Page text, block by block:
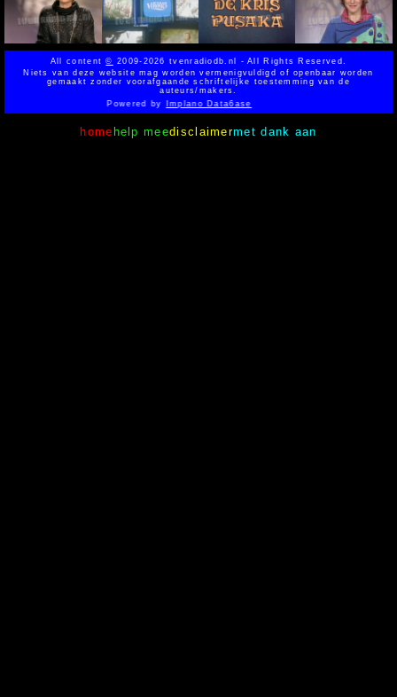
All content© 2009-2026 tvenradiodb.nl - All Rights Reserved.
Niets van deze website mag worden vermenigvuldigd of openbaar worden
gemaakt zonder voorafgaande schriftelijke toestemming van de
auteurs/makers.
Powered byImplano Data6ase
home help meedisclaimermet dank aan